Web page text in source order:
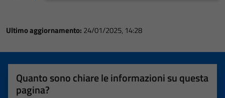
Ultimo aggiornamento: 24/01/2025, 14:28
Quanto sono chiare le informazioni su questa
pagina?